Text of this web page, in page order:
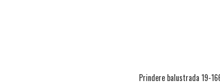
Prindere balustrada 19-